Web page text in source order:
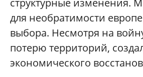
структурные изменения.
для необратимости
выбора. Несмотря на
потерю территорий,
экономического